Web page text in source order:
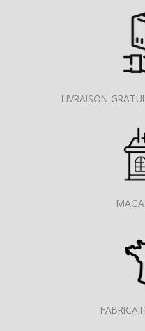
LIVRAISON